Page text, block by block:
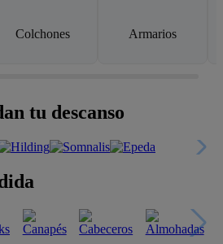
Colchones Armarios
tu descanso